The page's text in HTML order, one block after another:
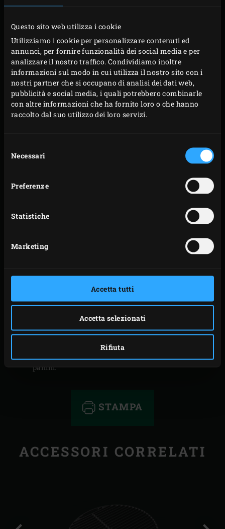
Questo sito web utilizza i cookie
Utilizziamo i cookie per personalizzare contenuti ed
annunci, per fornire funzionalità dei social media e per
analizzare il nostro traffico. Condividiamo inoltre
informazioni sul modo in cui utilizza il nostro sito con i
nostri partner che si occupano di analisi dei dati web,
pubblicità e social media, i quali potrebbero combinarle
con altre informazioni che ha fornito loro o che hanno
raccolto dal suo utilizzo dei loro servizi.
delNecessari
Preferenze
Statistiche
Marketing
Accetta tutti
Accetta selezionati
Rifiuta
PREPARAZIONE
Accendere la carbonella nel Big Green Egg e portarla
a 220 °C con la
Cast Iron Gridinserita.
Intanto, scolare i ceci per l’hummus. Pelare l’aglio e
fino a ottenere un composto liscio e omogeneo.
semi e i filamenti bianchi dai peperoni e tagliare la
melanzana e la zucchina in quattro fette regolari.
Cospargere i peperoni, la melanzana e la zucchina
Mettere le verdure sulla griglia e abbassare il
champignon. Da ultimo, distribuire la rucola sui
panini.
STAMPA
ACCESSORI CORRELATI